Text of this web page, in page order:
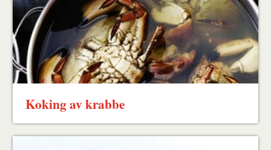
Koking av krabbe